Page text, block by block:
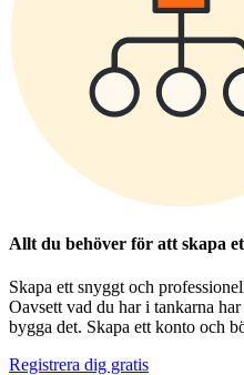
Allt du behöver för att skapa
Skapa ett snyggt och
Oavsett vad du har i tankarna
bygga det. Skapa ett konto och
Registrera dig gratis